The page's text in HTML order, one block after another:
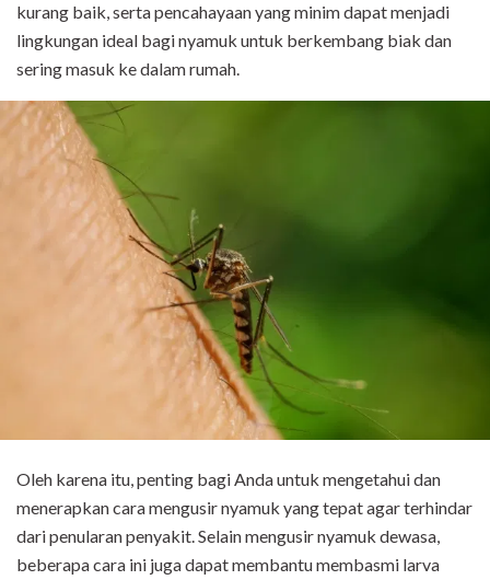
kurang baik, serta pencahayaan yang minim dapat menjadi
lingkungan ideal bagi nyamuk untuk berkembang biak dan
sering masuk ke dalam rumah.
Oleh karena itu, penting bagi Anda untuk mengetahui dan
menerapkan cara mengusir nyamuk yang tepat agar terhindar
dari penularan penyakit. Selain mengusir nyamuk dewasa,
beberapa cara ini juga dapat membantu membasmi larva